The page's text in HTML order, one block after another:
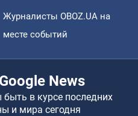
Журналисты OBOZ.UA на
месте событий
News
в курсе последних
и мира сегодня